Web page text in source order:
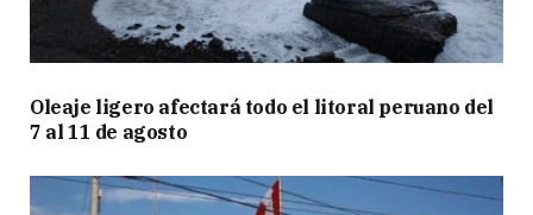
Oleaje ligero afectará todo el litoral peruano del
7 al 11 de agosto